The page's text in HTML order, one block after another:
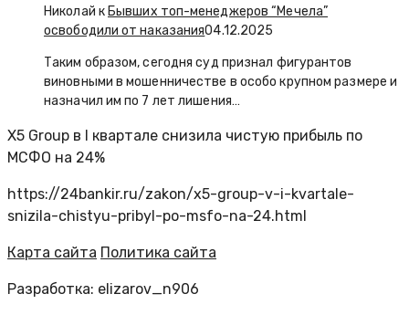
Николай к Бывших топ-менеджеров “Мечела”
освободили от наказания04.12.2025
Таким образом, сегодня суд признал фигурантов
виновными в мошенничестве в особо крупном размере и
назначил им по 7 лет лишения…
X5 Group в I квартале снизила чистую прибыль по
МСФО на 24%
https://24bankir.ru/zakon/x5-group-v-i-kvartale-
snizila-chistyu-pribyl-po-msfo-na-24.html
Карта сайта Политика сайта
Разработка: elizarov_n906